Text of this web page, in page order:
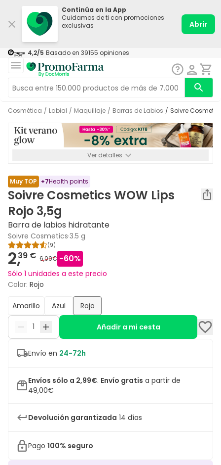
Continúa en la App
Cuidamos de ti con promociones
exclusivas
Abrir
4,2/5 Basado en 39155 opiniones
Cosmética / Labial / Maquillaje / Barras de Labios / Soivre
Ver detalles
Muy TOP +7Health points
Soivre Cosmetics WOW Lips
Rojo 3,5g
Barra de labios hidratante
Soivre Cosmetics·3.5 g
(9)
2,39 € 6,00€ -60%
Sólo 1 unidades a este precio
Color: Rojo
Amarillo Azul Rojo
Añadir a mi cesta
Envío en 24-72h
Envíos sólo a 2,99€. Envío gratis a partir de
49,00€
Devolución garantizada 14 días
Pago 100% seguro